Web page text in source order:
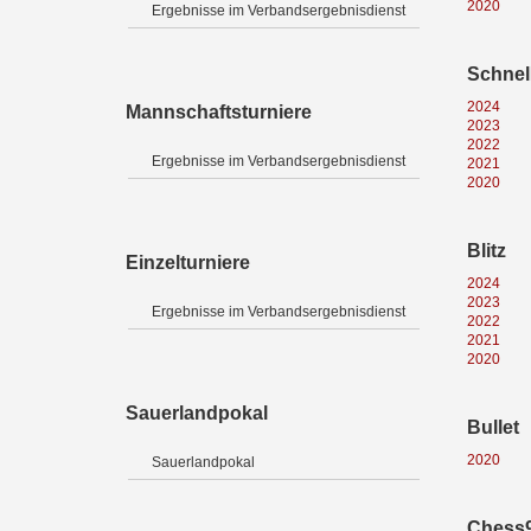
Ergebnisse im Verbandsergebnisdienst
Mannschaftsturniere
Ergebnisse im Verbandsergebnisdienst
Einzelturniere
Ergebnisse im Verbandsergebnisdienst
Sauerlandpokal
Sauerlandpokal
2020
2024
2023
2022
2021
2020
Blitz
2024
2023
2022
2021
2020
Bullet
2020